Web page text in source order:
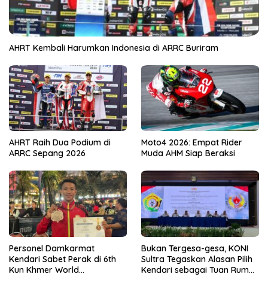
AHRT Kembali Harumkan Indonesia di ARRC Buriram
AHRT Raih Dua Podium di
ARRC Sepang 2026
Moto4 2026: Empat Rider
Muda AHM Siap Beraksi
Personel Damkarmat
Kendari Sabet Perak di 6th
Kun Khmer World
Bukan Tergesa-gesa, KONI
Sultra Tegaskan Alasan Pilih
Kendari sebagai Tuan Rumah